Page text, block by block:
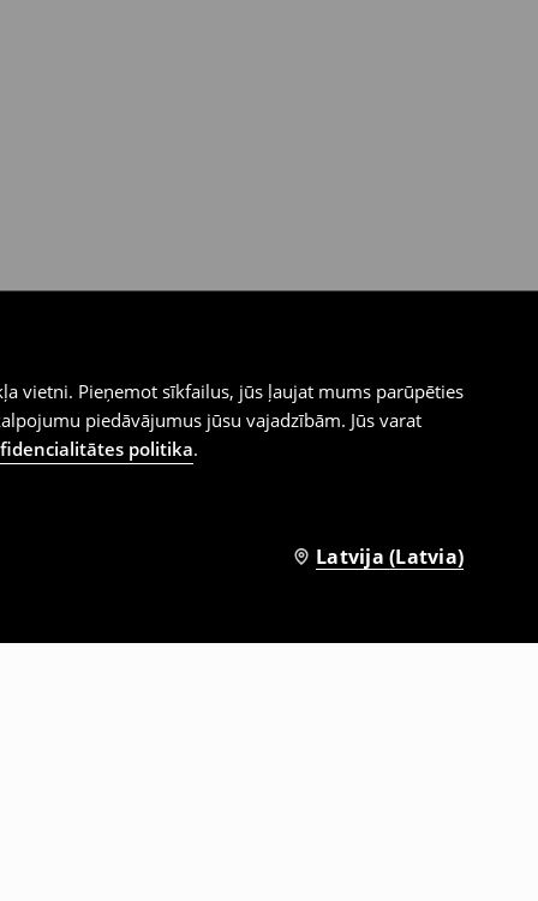
vietni. Pieņemot sīkfailus, jūs ļaujat mums parūpēties
piedāvājumus jūsu vajadzībām. Jūs varat
politika.
Latvija (Latvia)